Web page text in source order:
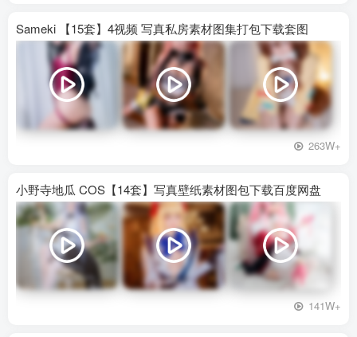
Sameki 【15套】4视频 写真私房素材图集打包下载套图
263W+
小野寺地瓜 COS【14套】写真壁纸素材图包下载百度网盘
141W+